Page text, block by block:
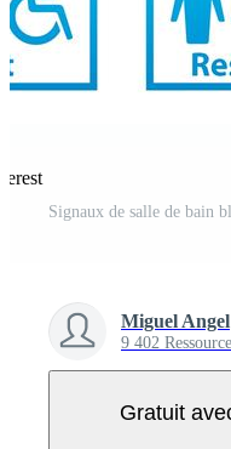
Signaux de salle de bain
Miguel Angel
9 402
Gratuit